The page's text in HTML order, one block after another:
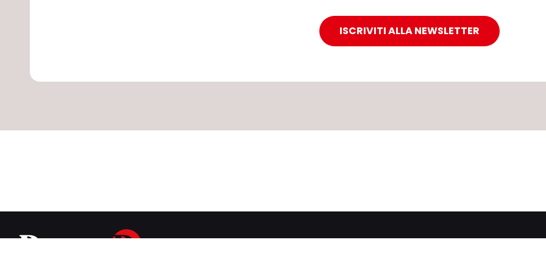
ISCRIVITI ALLA NEWSLETTER